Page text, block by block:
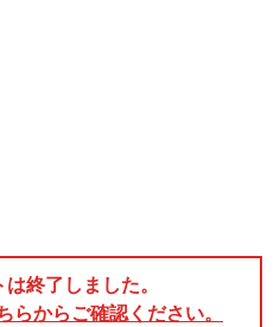
終了しました。
からご確認ください。